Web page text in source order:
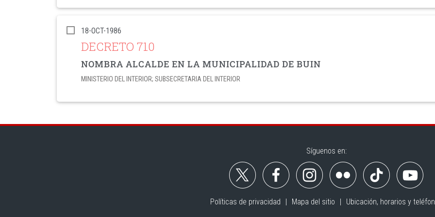
18-OCT-1986
DECRETO 710
NOMBRA ALCALDE EN LA MUNICIPALIDAD DE BUIN
MINISTERIO DEL INTERIOR; SUBSECRETARIA DEL INTERIOR
Síguenos en:
Políticas de privacidad Mapa del sitio Ubicación, horarios y